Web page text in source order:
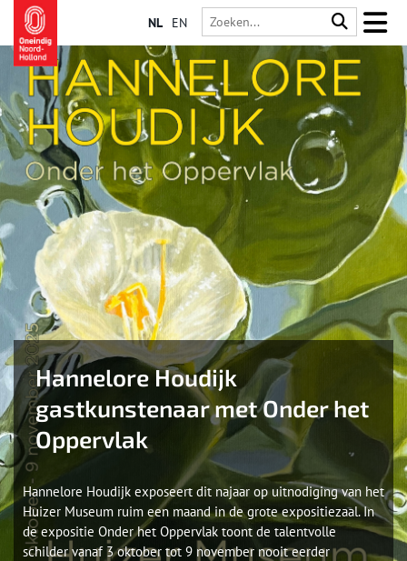
NL EN
Hannelore Houdijk
gastkunstenaar met Onder het
Oppervlak
Hannelore Houdijk exposeert dit najaar op uitnodiging van het
Huizer Museum ruim een maand in de grote expositiezaal. In
de expositie Onder het Oppervlak toont de talentvolle
schilder vanaf 3 oktober tot 9 november nooit eerder